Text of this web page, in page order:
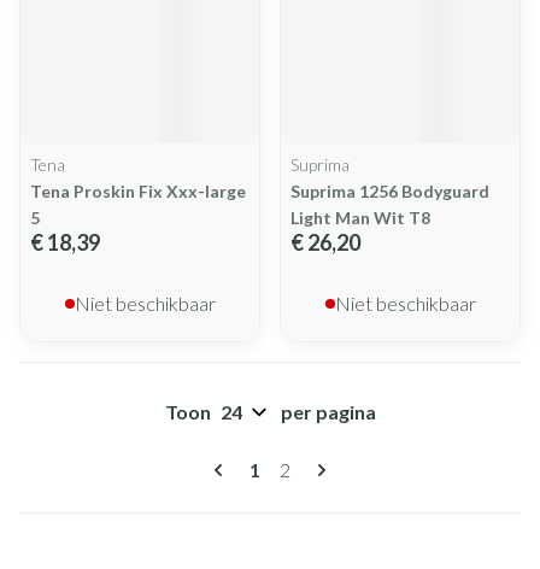
Tena
Tena Proskin Fix Xxx-large
5
€ 18,39
Niet beschikbaar
Suprima
Suprima 1256 Bodyguard
Light Man Wit T8
€ 26,20
Niet beschikbaar
Pagina's
U lees momenteel pagina
1 Pagina
2
Toon per pagina